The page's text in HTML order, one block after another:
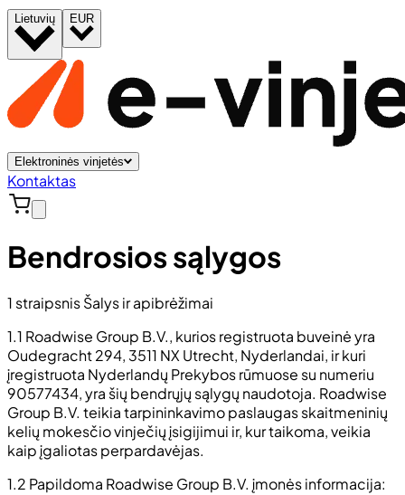
Lietuvių EUR
Elektroninės vinjetės
Kontaktas
Bendrosios sąlygos
1 straipsnis Šalys ir apibrėžimai
1.1 Roadwise Group B.V., kurios registruota buveinė yra
Oudegracht 294, 3511 NX Utrecht, Nyderlandai, ir kuri
įregistruota Nyderlandų Prekybos rūmuose su numeriu
90577434, yra šių bendrųjų sąlygų naudotoja. Roadwise
Group B.V. teikia tarpininkavimo paslaugas skaitmeninių
kelių mokesčio vinječių įsigijimui ir, kur taikoma, veikia
kaip įgaliotas perpardavėjas.
1.2 Papildoma Roadwise Group B.V. įmonės informacija: